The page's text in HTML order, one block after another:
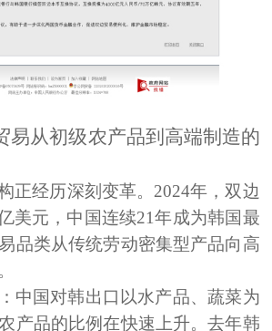
易从初级农产品到高端制造的
正经历深刻变革。2024年，双边
美元，中国连续21年成为韩国最
品类从传统劳动密集型产品向高
。
中国对韩出口以水产品、蔬菜为
产品的比例在快速上升。去年韩